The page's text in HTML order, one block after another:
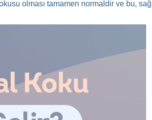
olması tamamen normaldir ve bu,